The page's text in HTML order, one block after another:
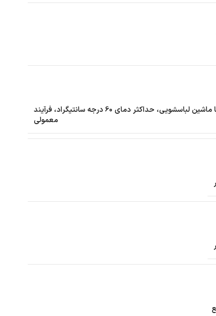
شستشو با ماشین لباسشویی، حداکثر دمای 60 درجه سانتیگراد، فرآیند
معمولی